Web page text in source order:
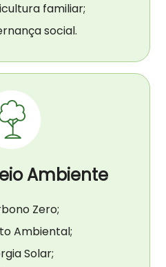
familiar;
social.
Ambiente
Zero;
Ambiental;
Solar;